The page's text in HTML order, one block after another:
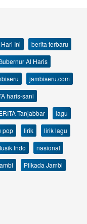
Ini
berita terbaru
Al Haris
jambiseru.com
haris-sani
Tanjabbar
lagu
pop lirik
lirik lagu
Indo
nasional
Pilkada Jambi